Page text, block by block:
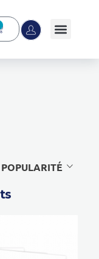
POPULARITÉ